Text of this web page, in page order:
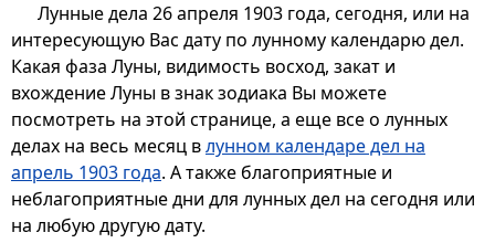
Лунные дела 26 апреля 1903 года, сегодня, или на
интересующую Вас дату по лунному календарю дел.
Какая фаза Луны, видимость восход, закат и
вхождение Луны в знак зодиака Вы можете
посмотреть на этой странице, а еще все о лунных
делах на весь месяц влунном календаре дел на
апрель 1903 года. А также благоприятные и
неблагоприятные дни для лунных дел на сегодня или
на любую другую дату.